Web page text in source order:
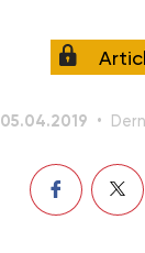
05.04.2019